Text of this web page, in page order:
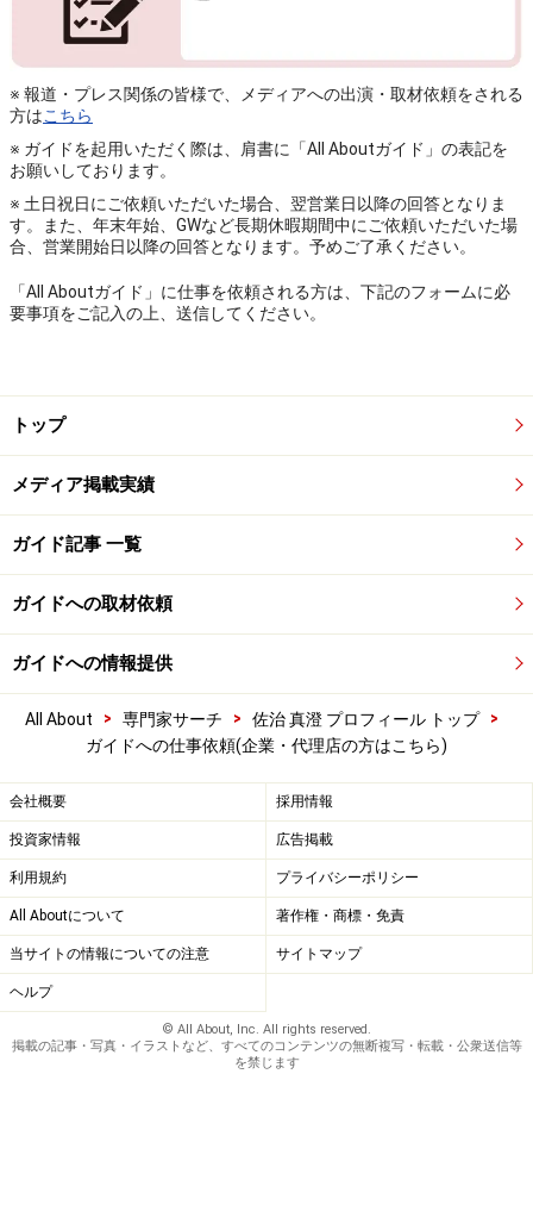
※ 報道・プレス関係の皆様で、メディアへの出演・取材依頼をされる
方はこちら
※ ガイドを起用いただく際は、肩書に「All Aboutガイド」の表記を
お願いしております。
※ 土日祝日にご依頼いただいた場合、翌営業日以降の回答となりま
す。また、年末年始、GWなど長期休暇期間中にご依頼いただいた場
合、営業開始日以降の回答となります。予めご了承ください。
「All Aboutガイド」に仕事を依頼される方は、下記のフォームに必
要事項をご記入の上、送信してください。
トップ
メディア掲載実績
ガイド記事 一覧
ガイドへの取材依頼
ガイドへの情報提供
All About > 専門家サーチ > 佐治 真澄 プロフィール トップ
>
ガイドへの仕事依頼(企業・代理店の方はこちら)
会社概要 採用情報
投資家情報 広告掲載
利用規約 プライバシーポリシー
All Aboutについて 著作権・商標・免責
当サイトの情報についての注意 サイトマップ
ヘルプ
© All About, Inc. All rights reserved.
掲載の記事・写真・イラストなど、すべてのコンテンツの無断複写・転載・公衆送信等
を禁じます